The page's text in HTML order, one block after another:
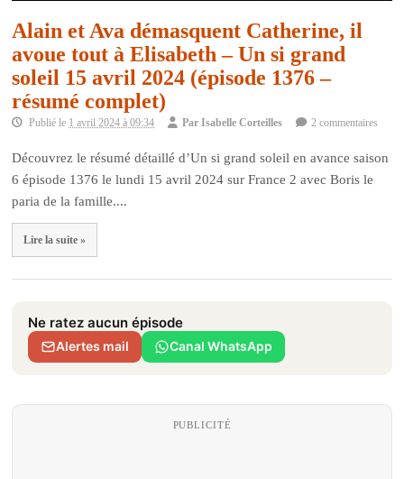
Alain et Ava démasquent Catherine, il
avoue tout à Elisabeth – Un si grand
soleil 15 avril 2024 (épisode 1376 –
résumé complet)
Publié le 1 avril 2024 à 09:34 ParIsabelle Corteilles 2 commentaires
Découvrez le résumé détaillé d’Un si grand soleil en avance saison
6 épisode 1376 le lundi 15 avril 2024 sur France 2 avec Boris le
paria de la famille....
Lire la suite »
Ne ratez aucun épisode
Alertes mail Canal WhatsApp
PUBLICITÉ